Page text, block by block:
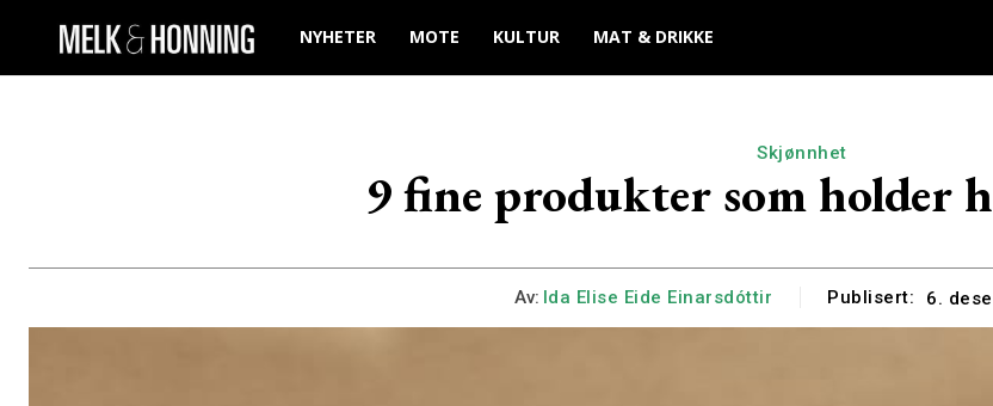
NYHETER MOTE KULTUR MAT & DRIKKE
Skjønnhet
9 fine produkter som holder
Av: Ida Elise Eide Einarsdóttir Publisert: 6.